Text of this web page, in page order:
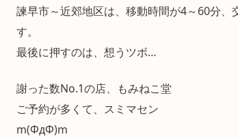
諫早市～近郊地区は、移動時間が4～60分、
す。
最後に押すのは、想うツボ…
謝った数No.1の店、もみねこ堂
ご予約が多くて、スミマセン
m(ΦдΦ)m